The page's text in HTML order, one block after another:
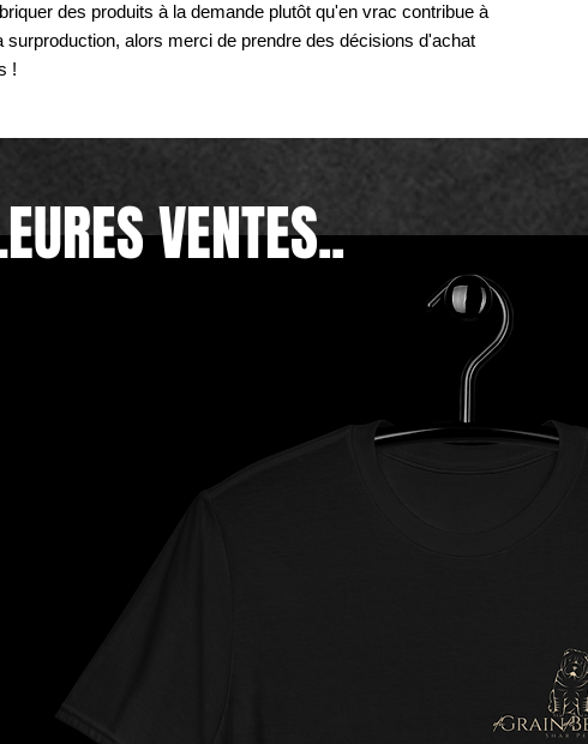
des produits à la demande plutôt qu'en vrac contribue à
surproduction, alors merci de prendre des décisions d'achat
!
VENTES..